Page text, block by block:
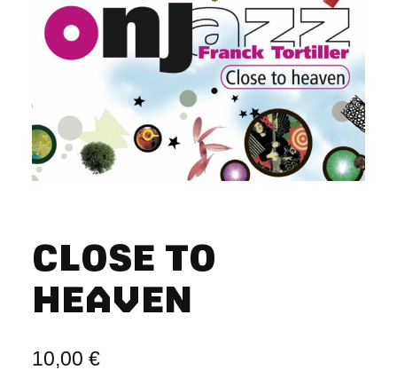
CLOSE TO
HEAVEN
10,00 €